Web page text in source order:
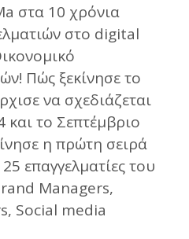
στα 10 χρόνια
στο digital
Πώς ξεκίνησε το
να σχεδιάζεται
και το Σεπτέμβριο
η πρώτη σειρά
επαγγελματίες του
Managers,
Social media